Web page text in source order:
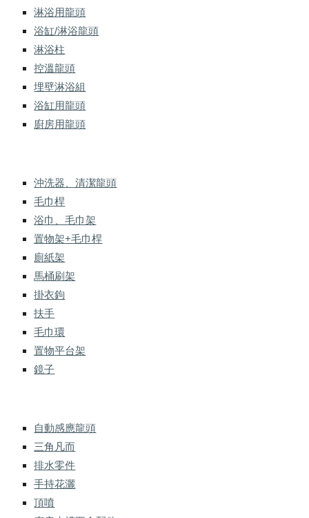
淋浴用龍頭
浴缸/淋浴龍頭
淋浴柱
控溫龍頭
埋壁淋浴組
浴缸用龍頭
廚房用龍頭
沖洗器、清潔龍頭
毛巾桿
浴巾、毛巾架
置物架+毛巾桿
廁紙架
馬桶刷架
掛衣鉤
扶手
毛巾環
置物平台架
鏡子
自動感應龍頭
三角凡而
排水零件
手持花灑
頂噴